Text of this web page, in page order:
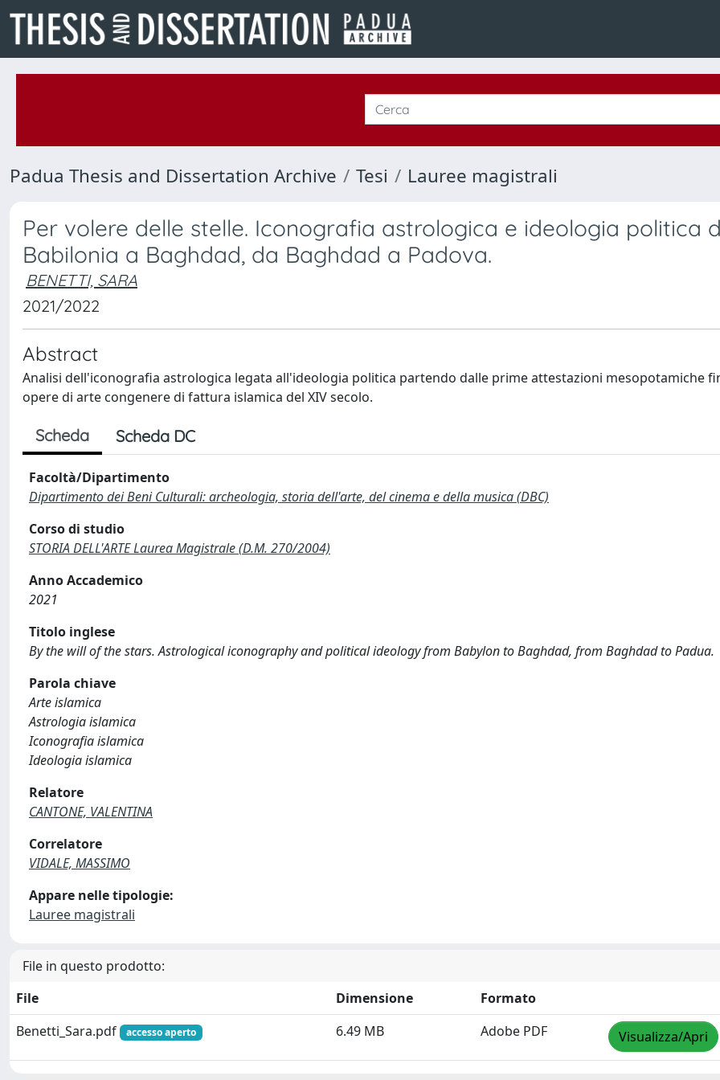
Padua Thesis and Dissertation Archive Tesi Lauree magistrali
Per volere delle stelle. Iconografia astrologica e ideologia politica
Babilonia a Baghdad, da Baghdad a Padova.
BENETTI, SARA
2021/2022
Abstract
Analisi dell'iconografia astrologica legata all'ideologia politica partendo dalle prime attestazioni mesopotamiche
opere di arte congenere di fattura islamica del XIV secolo.
Scheda Scheda DC
Facoltà/Dipartimento
Dipartimento dei Beni Culturali: archeologia, storia dell'arte, del cinema e della musica (DBC)
Corso di studio
STORIA DELL'ARTE Laurea Magistrale (D.M. 270/2004)
Anno Accademico
2021
Titolo inglese
By the will of the stars. Astrological iconography and political ideology from Babylon to Baghdad, from Baghdad to Padua.
Parola chiave
Arte islamica
Astrologia islamica
Iconografia islamica
Ideologia islamica
Relatore
CANTONE, VALENTINA
Correlatore
VIDALE, MASSIMO
Appare nelle tipologie:
Lauree magistrali
File in questo prodotto:
File
Dimensione
Formato
Benetti_Sara.pdf
accesso aperto 6.49 MB Adobe PDF Visualizza/Apri